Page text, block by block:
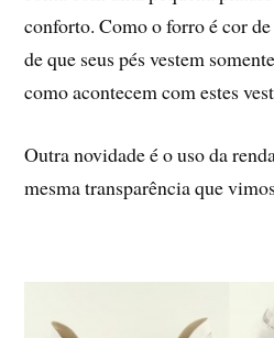
conforto. Como o forro é cor
de que seus pés vestem
como acontecem com estes
Outra novidade é o uso da
mesma transparência que